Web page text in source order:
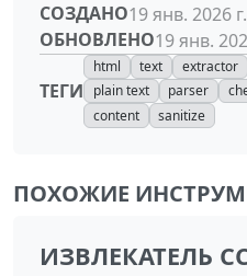
СОЗДАНО19 янв. 2026 г.
ОБНОВЛЕНО19 янв.
ТЕГИ
html text extractor
plain text
parser
content
sanitize
ПОХОЖИЕ
ИЗВЛЕКАТЕЛЬ